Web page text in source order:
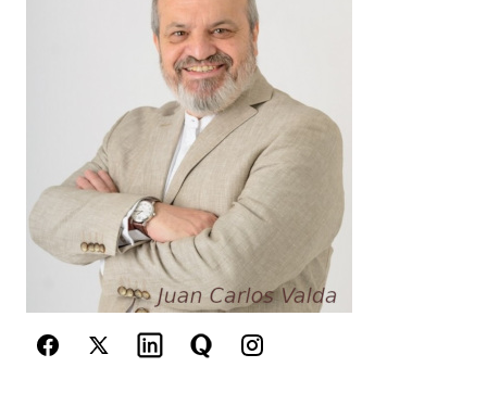
Guarda mi nombre, correo electrónico y web en
este navegador para la próxima vez que
comente.
Este sitio esta protegido por
reCAPTCHA y la Política de
privacidad y los Términos del servicio
de Googlese aplican.